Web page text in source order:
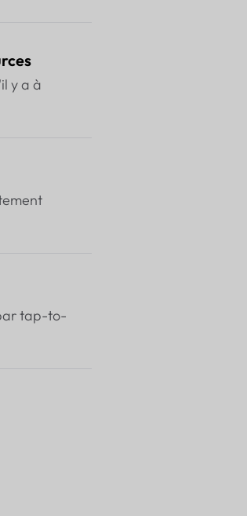
y a à
tap-to-